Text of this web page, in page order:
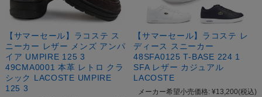
【サマーセール】ラコステ ス
ニーカー レザー メンズ アンパ
イア UMPIRE 125 3
49CMA0001 本革 レトロ クラ
シック LACOSTE UMPIRE
125 3
【サマーセール】ラコステ レ
ディース スニーカー
48SFA0125 T-BASE 224 1
SFA レザー カジュアル
LACOSTE
メーカー希望小売価格: ¥13,200(税込)